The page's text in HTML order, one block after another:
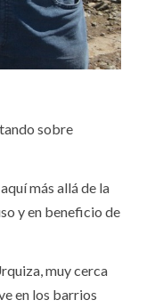
sobre
más allá de la
y en beneficio de
muy cerca
en los barrios